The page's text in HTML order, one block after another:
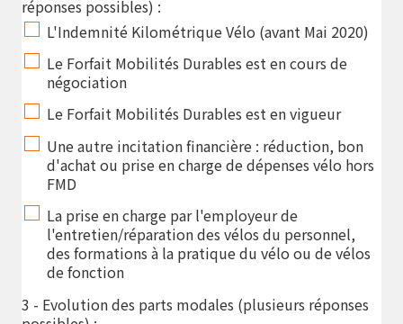
réponses possibles) :
L'Indemnité Kilométrique Vélo (avant Mai 2020)
Le Forfait Mobilités Durables est en cours de
négociation
Le Forfait Mobilités Durables est en vigueur
Une autre incitation financière : réduction, bon
d'achat ou prise en charge de dépenses vélo hors
FMD
La prise en charge par l'employeur de
l'entretien/réparation des vélos du personnel,
des formations à la pratique du vélo ou de vélos
de fonction
3 - Evolution des parts modales (plusieurs réponses